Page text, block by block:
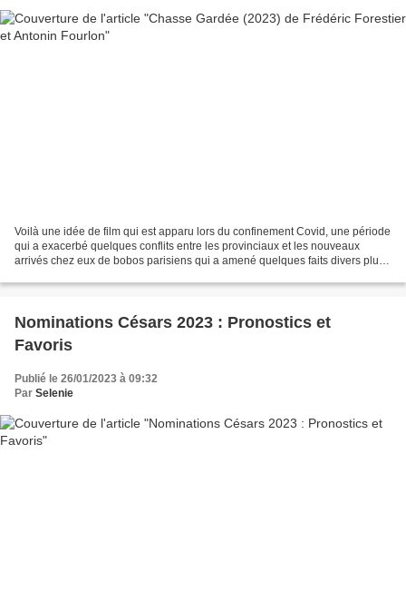
Voilà une idée de film qui est apparu lors du confinement Covid, une période
qui a exacerbé quelques conflits entre les provinciaux et les nouveaux
arrivés chez eux de bobos parisiens qui a amené quelques faits divers plus
Nominations Césars 2023 : Pronostics et
Favoris
Publié le 26/01/2023 à 09:32
Par Selenie